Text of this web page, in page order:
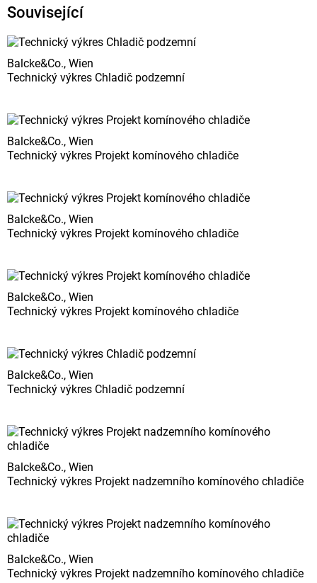
Související
Balcke&Co., Wien
Technický výkres Chladič podzemní
Balcke&Co., Wien
Technický výkres Projekt komínového chladiče
Balcke&Co., Wien
Technický výkres Projekt komínového chladiče
Balcke&Co., Wien
Technický výkres Projekt komínového chladiče
Balcke&Co., Wien
Technický výkres Chladič podzemní
Balcke&Co., Wien
Technický výkres Projekt nadzemního komínového chladiče
Balcke&Co., Wien
Technický výkres Projekt nadzemního komínového chladiče